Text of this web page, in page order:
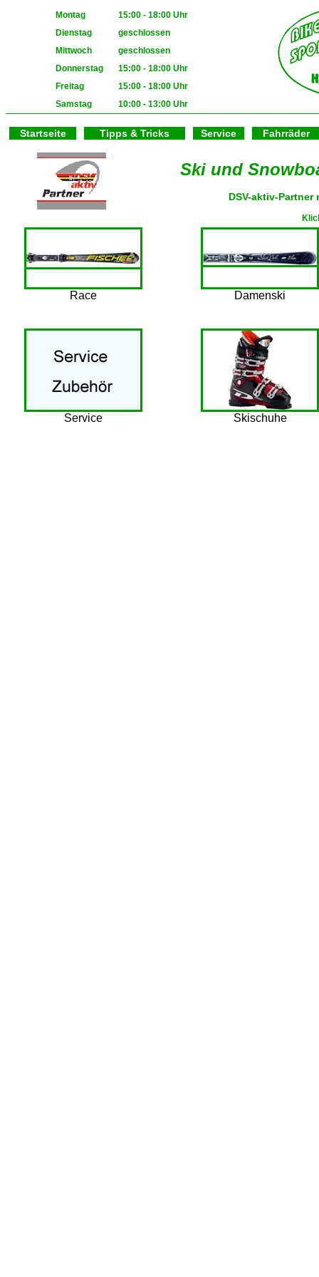
Montag
15:00 - 18:00 Uhr
Dienstag
geschlossen
Mittwoch
geschlossen
Donnerstag
15:00 - 18:00 Uhr
Freitag
15:00 - 18:00 Uhr
Samstag
10:00 - 13:00 Uhr
Startseite Tipps & Tricks Service Fahrräder
Ski und
DSV-aktiv-
Race Damenski
Service Skischuhe